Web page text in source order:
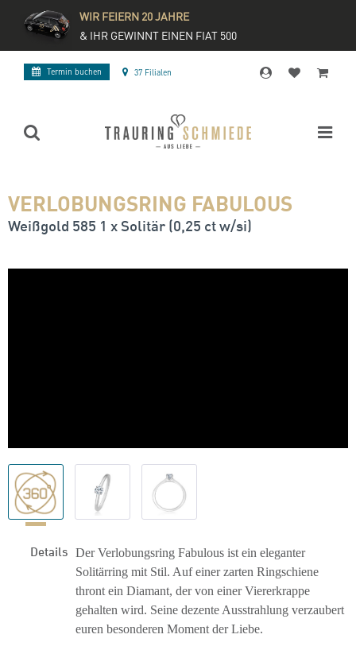
WIR FEIERN 20 JAHRE
& IHR GEWINNT EINEN FIAT 500
Termin buchen 37 Filialen
VERLOBUNGSRING FABULOUS
Weißgold 585 1 x Solitär (0,25 ct w/si)
Details Der Verlobungsring Fabulous ist ein eleganter
Solitärring mit Stil. Auf einer zarten Ringschiene
thront ein Diamant, der von einer Viererkrappe
gehalten wird. Seine dezente Ausstrahlung verzaubert
euren besonderen Moment der Liebe.